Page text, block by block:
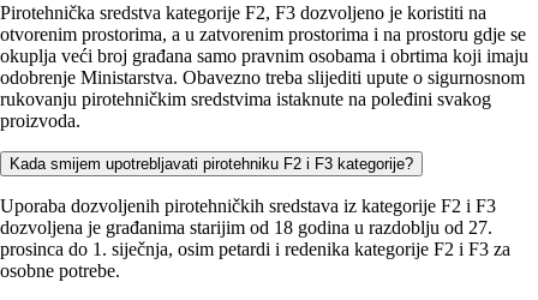
Pirotehnička sredstva kategorije F2, F3 dozvoljeno je koristiti na
otvorenim prostorima, a u zatvorenim prostorima i na prostoru gdje se
okuplja veći broj građana samo pravnim osobama i obrtima koji imaju
odobrenje Ministarstva. Obavezno treba slijediti upute o sigurnosnom
rukovanju pirotehničkim sredstvima istaknute na poleđini svakog
proizvoda.
Kada smijem upotrebljavati pirotehniku F2 i F3 kategorije?
Uporaba dozvoljenih pirotehničkih sredstava iz kategorije F2 i F3
dozvoljena je građanima starijim od 18 godina u razdoblju od 27.
prosinca do 1. siječnja, osim petardi i redenika kategorije F2 i F3 za
osobne potrebe.